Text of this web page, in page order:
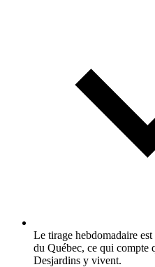
Le tirage hebdomadaire
du Québec, ce qui compte
Desjardins y vivent.